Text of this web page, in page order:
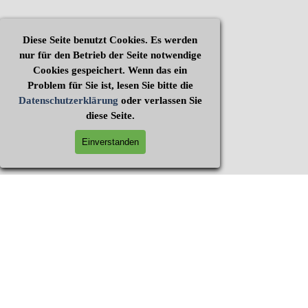
Diese Seite benutzt Cookies. Es werden
nur für den Betrieb der Seite notwendige
Cookies gespeichert. Wenn das ein
Problem für Sie ist, lesen Sie bitte die
Datenschutzerklärung oder verlassen Sie
diese Seite.
Einverstanden